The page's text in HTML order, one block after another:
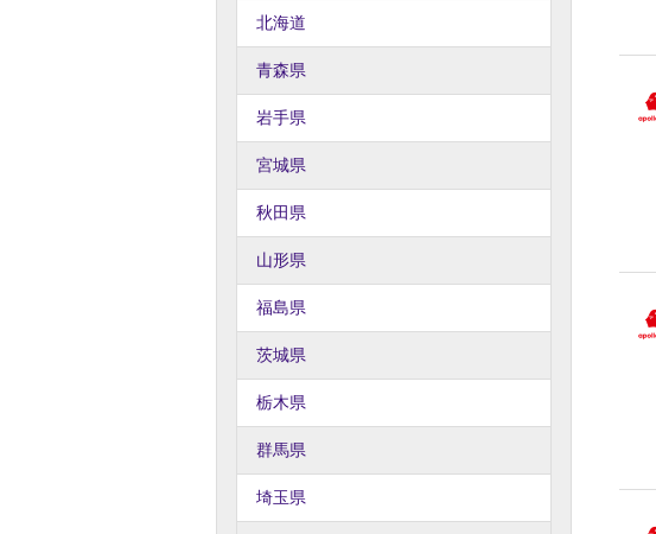
北海道
青森県
岩手県
宮城県
秋田県
山形県
福島県
茨城県
栃木県
群馬県
埼玉県